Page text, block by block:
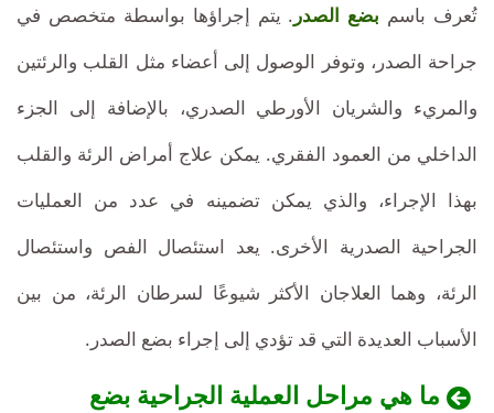
ومعلومات
معقولة.
إجراءات
شق
الصدر
عالية
الجودة
تُعرف باسم بضع الصدر . يتم إجراؤها بواسطة متخصص في
جراحة الصدر، وتوفر الوصول إلى أعضاء مثل القلب والرئتين
والمريء والشريان الأورطي الصدري، بالإضافة إلى الجزء
الداخلي من العمود الفقري. يمكن علاج أمراض الرئة والقلب
بهذا الإجراء، والذي يمكن تضمينه في عدد من العمليات
الجراحية الصدرية الأخرى. يعد استئصال الفص واستئصال
الرئة، وهما العلاجان الأكثر شيوعًا لسرطان الرئة، من بين
الأسباب العديدة التي قد تؤدي إلى إجراء بضع الصدر.
ما هي مراحل العملية الجراحية بضع